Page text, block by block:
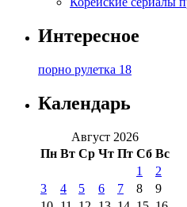
Интересное
порно рулетка 18
Календарь
Август 2026
Пн Вт Ср Чт Пт Сб Вс
1
2
3
4 5 6 7 8
9